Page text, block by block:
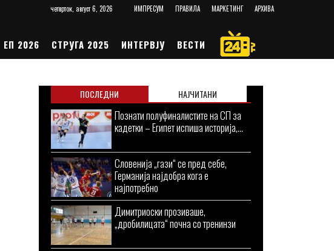
четврток, август 6, 2026 ИМПРЕСУМ ПРАВИЛА МАРКЕТИНГ АРХИВА
ЕП 2026 СТРУГА 2025 ИНТЕРВЈУ ВЕСТИ
ПОСЛЕДНИ НАЈЧИТАНИ
Познати полуфиналистите на СП за
кадетки – Египет испиша историја,...
Словенија „гази“ се пред себе,
Германија најдобра кога е
најпотребно
Димитриоски прозиваше,
„дробилицата“ почна со тренинзи